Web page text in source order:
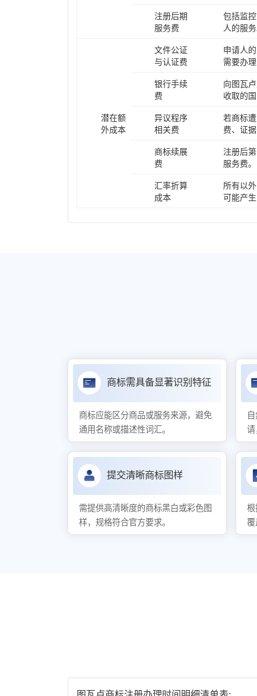
注册后期
服务费
包括监
人的服务
潜在额
外成本
文件公证
与认证费
申请人
需要办
银行手续
费
向图瓦
收取的
异议程序
相关费
若商标
费、证
商标续展
费
注册后
服务费。
汇率折算
成本
所有以
可能产
商标需具备显著识别特征
商标应能区分商品或服务来源，避免
通用名称或描述性词汇。
请
提交清晰商标图样
需提供高清晰度的商标黑白或彩色图
样，规格符合官方要求。
根
覆